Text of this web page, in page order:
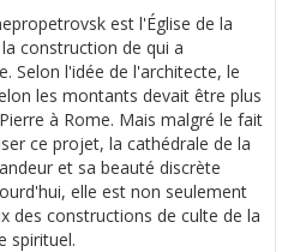
est l'Église de la
construction de qui a
Selon l'idée de l'architecte, le
les montants devait être plus
à Rome. Mais malgré le fait
ce projet, la cathédrale de la
et sa beauté discrète
elle est non seulement
des constructions de culte de la
spirituel.